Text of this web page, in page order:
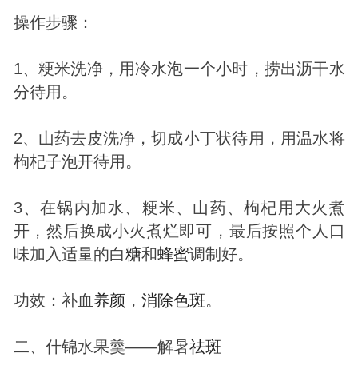
操作步骤：
1、粳米洗净，用冷水泡一个小时，捞出沥干水
分待用。
2、山药去皮洗净，切成小丁状待用，用温水将
枸杞子泡开待用。
3、在锅内加水、粳米、山药、枸杞用大火煮
开，然后换成小火煮烂即可，最后按照个人口
味加入适量的白糖和蜂蜜调制好。
功效：补血养颜 ， 消除色斑。
二、什锦水果羹——解暑祛斑